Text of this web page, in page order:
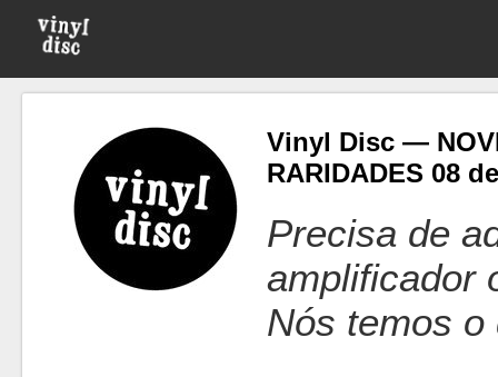
Vinyl Disc —
RARIDADES 08
Precisa de
amplificador
Nós temos o